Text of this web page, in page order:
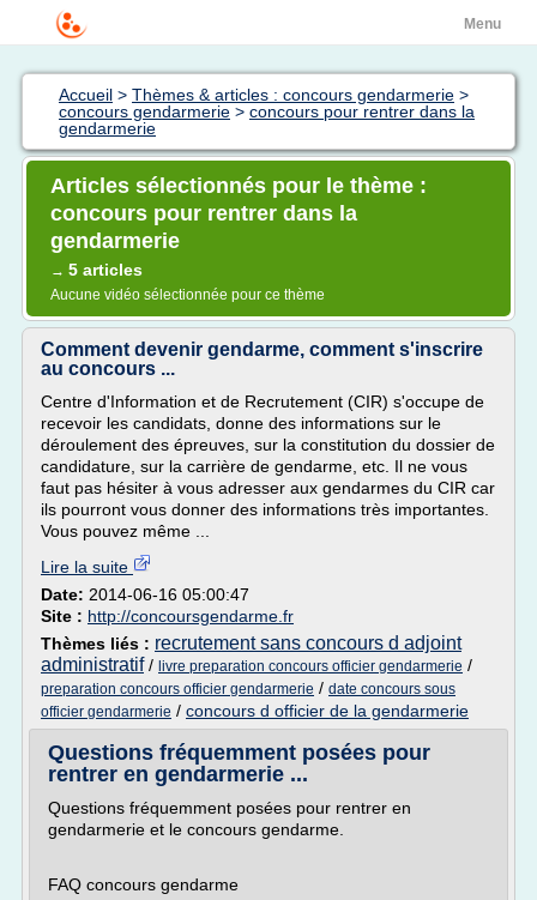
Menu
Accueil > Thèmes & articles : concours gendarmerie >
concours gendarmerie > concours pour rentrer dans la
gendarmerie
Articles sélectionnés pour le thème :
concours pour rentrer dans la
gendarmerie
→ 5 articles
Aucune vidéo sélectionnée pour ce thème
Comment devenir gendarme, comment s'inscrire
au concours ...
Centre d'Information et de Recrutement (CIR) s'occupe de
recevoir les candidats, donne des informations sur le
déroulement des épreuves, sur la constitution du dossier de
candidature, sur la carrière de gendarme, etc. Il ne vous
faut pas hésiter à vous adresser aux gendarmes du CIR car
ils pourront vous donner des informations très importantes.
Vous pouvez même ...
Lire la suite
Date: 2014-06-16 05:00:47
Site : http://concoursgendarme.fr
Thèmes liés : recrutement sans concours d adjoint
administratif/ livre preparation concours officier gendarmerie /
preparation concours officier gendarmerie / date concours sous
officier gendarmerie / concours d officier de la gendarmerie
Questions fréquemment posées pour
rentrer en gendarmerie ...
Questions fréquemment posées pour rentrer en
gendarmerie et le concours gendarme.
FAQ concours gendarme